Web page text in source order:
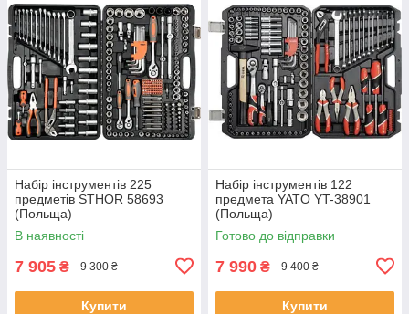
Набір інструментів 225
предметів STHOR 58693
(Польща)
В наявності
7 905 ₴ 9 300 ₴
Купити
Набір інструментів 122
предмета YATO YT-38901
(Польща)
Готово до відправки
7 990 ₴ 9 400 ₴
Купити